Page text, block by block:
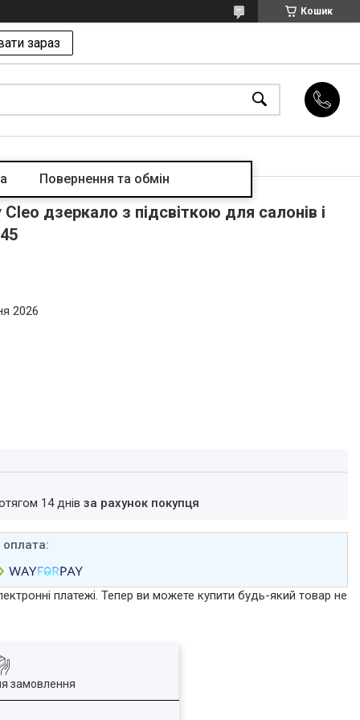
Кошик
зараз
Повернення та обмін
дзеркало з підсвіткою для салонів і
2026
14 днівза рахунок покупця
платежі. Тепер ви можете купити будь-який товар не
замовлення